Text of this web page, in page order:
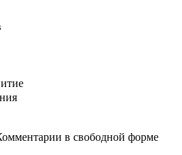
в свободной форме